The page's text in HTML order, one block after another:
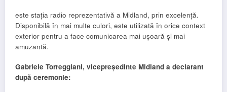
este stația radio reprezentativă a Midland, prin excelență.
Disponibilă în mai multe culori, este utilizată în orice context
exterior pentru a face comunicarea mai ușoară și mai
amuzantă.
Gabriele Torreggiani, vicepreședinte Midland a declarant
după ceremonie: